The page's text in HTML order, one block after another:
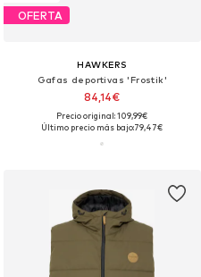
OFERTA
HAWKERS
Gafas deportivas 'Frostik'
84,14€
Precio original: 109,99€
Último precio más bajo:79,47€